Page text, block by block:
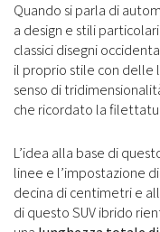
Quando si parla di
a design e stili
classici disegni
il proprio stile con delle
senso di
che ricordato la
L’idea alla base di
linee e l’impostazione
decina di centimetri e
di questo SUV ibrido